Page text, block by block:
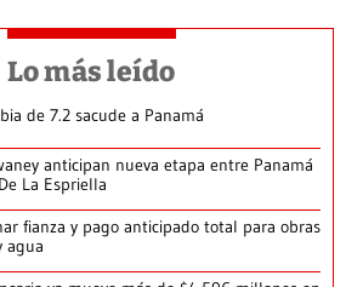
Lo más leído
de 7.2 sacude a Panamá
anticipan nueva etapa entre Panamá
La Espriella
fianza y pago anticipado total para obras
agua